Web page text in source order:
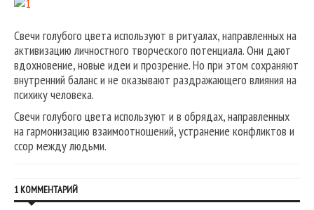
Свечи голубого цвета используют в ритуалах, направленных на
активизацию личностного творческого потенциала. Они дают
вдохновение, новые идеи и прозрение. Но при этом сохраняют
внутренний баланс и не оказывают раздражающего влияния на
психику человека.
Свечи голубого цвета используют и в обрядах, направленных
на гармонизацию взаимоотношений, устранение конфликтов и
ссор между людьми.
1 КОММЕНТАРИЙ